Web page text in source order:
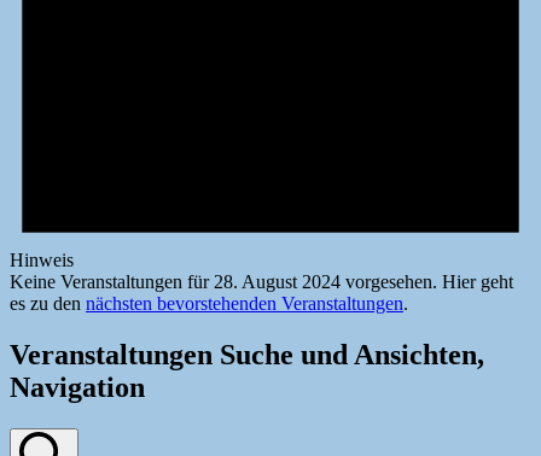
Hinweis
Keine Veranstaltungen für 28. August 2024 vorgesehen. Hier geht
es zu den nächsten bevorstehenden Veranstaltungen.
Veranstaltungen Suche und Ansichten,
Navigation